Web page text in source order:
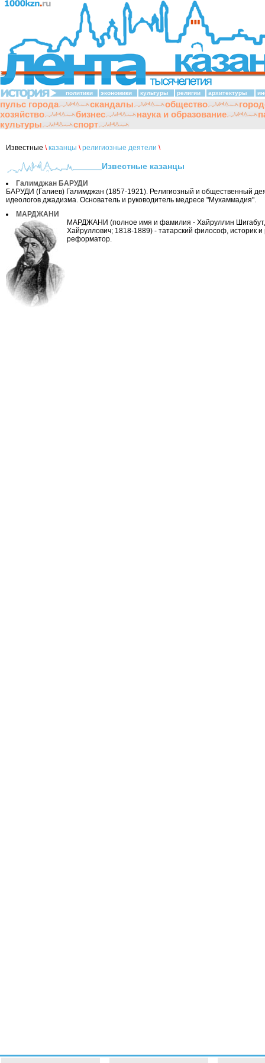
политики экономики культуры религии архитектуры
пульс города скандалы общество
хозяйство
бизнес наука и образование
культуры
спорт
Известные \ казанцы \ религиозные деятели \
Известные казанцы
Галимджан БАРУДИ
БАРУДИ (Галиев) Галимджан (1857-1921). Религиозный и общественный
идеологов джадизма. Основатель и руководитель медресе "Мухаммадия".
МАРДЖАНИ
МАРДЖАНИ (полное имя и фамилия - Хайруллин
Хайруллович; 1818-1889) - татарский философ, историк и
реформатор.